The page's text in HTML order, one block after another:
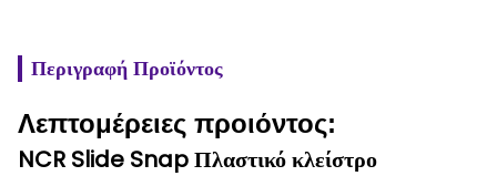
Περιγραφή Προϊόντος
Λεπτομέρειες προιόντος:
NCR Slide Snap Πλαστικό κλείστρο